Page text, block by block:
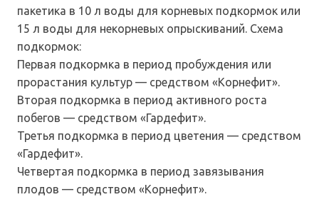
пакетика в 10 л воды для корневых подкормок или
15 л воды для некорневых опрыскиваний. Схема
подкормок:
Первая подкормка в период пробуждения или
прорастания культур — средством «Корнефит».
Вторая подкормка в период активного роста
побегов — средством «Гардефит».
Третья подкормка в период цветения — средством
«Гардефит».
Четвертая подкормка в период завязывания
плодов — средством «Корнефит».